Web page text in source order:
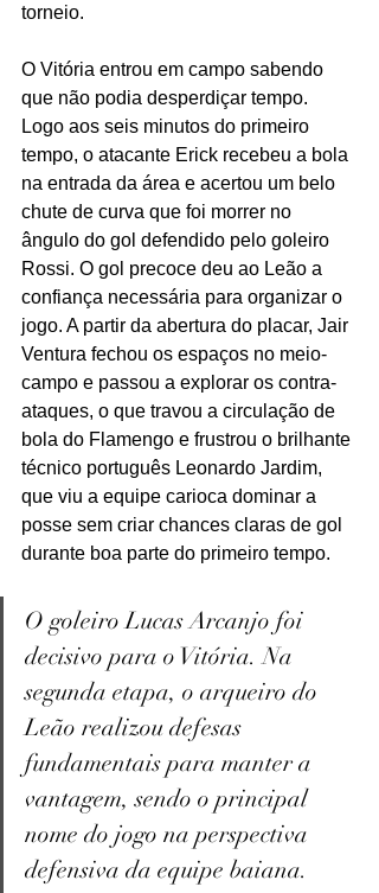
torneio.
O Vitória entrou em campo sabendo
que não podia desperdiçar tempo.
Logo aos seis minutos do primeiro
tempo, o atacante Erick recebeu a bola
na entrada da área e acertou um belo
chute de curva que foi morrer no
ângulo do gol defendido pelo goleiro
Rossi. O gol precoce deu ao Leão a
confiança necessária para organizar o
jogo. A partir da abertura do placar, Jair
Ventura fechou os espaços no meio-
campo e passou a explorar os contra-
ataques, o que travou a circulação de
bola do Flamengo e frustrou o brilhante
técnico português Leonardo Jardim,
que viu a equipe carioca dominar a
posse sem criar chances claras de gol
durante boa parte do primeiro tempo.
O goleiro Lucas Arcanjo foi
decisivo para o Vitória. Na
segunda etapa, o arqueiro do
Leão realizou defesas
fundamentais para manter a
vantagem, sendo o principal
nome do jogo na perspectiva
defensiva da equipe baiana.